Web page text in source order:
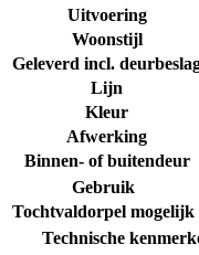
Uitvoering
Woonstijl
Geleverd incl.
Lijn
Kleur
Afwerking
Binnen- of buitendeur
Gebruik
Tochtvaldorpel mogelijk
Technische